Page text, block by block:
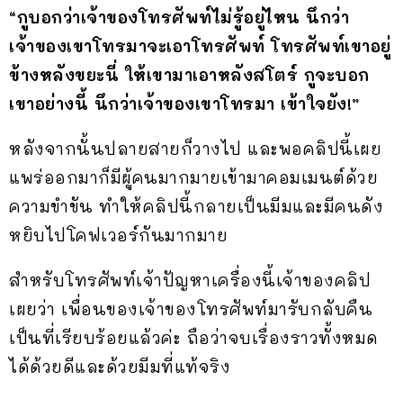
“กูบอกว่าเจ้าของโทรศัพท์ไม่รู้อยู่ไหน นึกว่า
เจ้าของเขาโทรมาจะเอาโทรศัพท์ โทรศัพท์เขาอยู่
ข้างหลังขยะนี่ ให้เขามาเอาหลังสโตร์ กูจะบอก
เขาอย่างนี้ นึกว่าเจ้าของเขาโทรมา เข้าใจยัง!”
หลังจากนั้นปลายสายก็วางไป และพอคลิปนี้เผย
แพร่ออกมาก็มีผู้คนมากมายเข้ามาคอมเมนต์ด้วย
ความขำขัน ทำให้คลิปนี้กลายเป็นมีมและมีคนดัง
หยิบไปโคฟเวอร์กันมากมาย
สำหรับโทรศัพท์เจ้าปัญหาเครื่องนี้เจ้าของคลิป
เผยว่า เพื่อนของเจ้าของโทรศัพท์มารับกลับคืน
เป็นที่เรียบร้อยแล้วค่ะ ถือว่าจบเรื่องราวทั้งหมด
ได้ด้วยดีและด้วยมีมที่แท้จริง